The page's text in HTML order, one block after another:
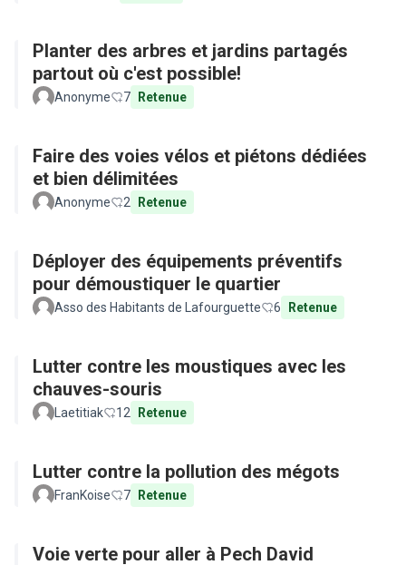
Planter des arbres et jardins partagés
partout où c'est possible!
Anonyme 7 Retenue
Faire des voies vélos et piétons dédiées
et bien délimitées
Anonyme 2 Retenue
Déployer des équipements préventifs
pour démoustiquer le quartier
Asso des Habitants de Lafourguette 6 Retenue
Lutter contre les moustiques avec les
chauves-souris
Laetitiak 12 Retenue
Lutter contre la pollution des mégots
FranKoise 7 Retenue
Voie verte pour aller à Pech David